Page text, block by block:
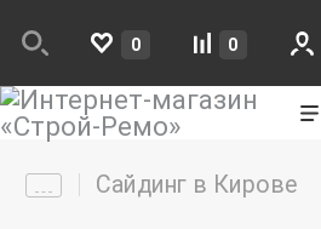
0 0
Сайдинг в Кирове